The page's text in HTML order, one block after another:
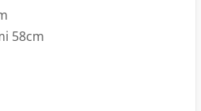
58cm